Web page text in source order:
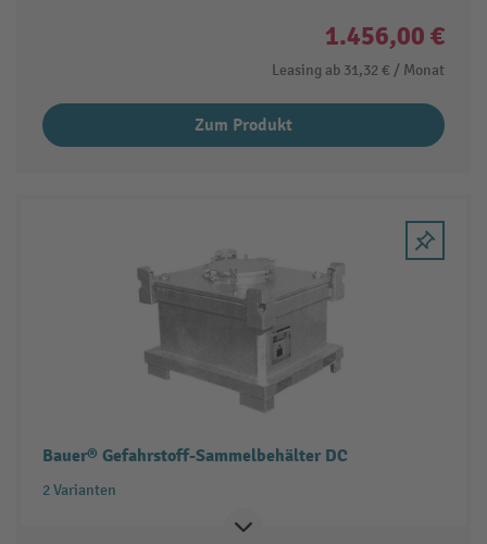
1.456,00 €
Leasing ab 31,32 € / Monat
Zum Produkt
Bauer® Gefahrstoff-Sammelbehälter DC
2 Varianten